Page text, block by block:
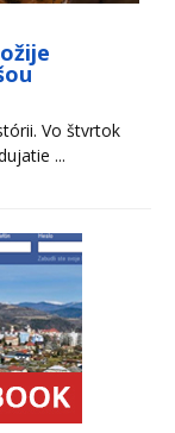
Vo štvrtok
...